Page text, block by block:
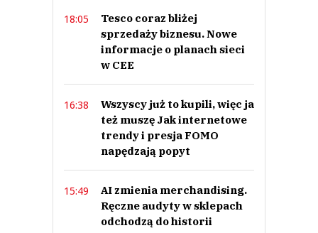
18:05
Tesco coraz bliżej
sprzedaży biznesu. Nowe
informacje o planach sieci
w CEE
16:38
Wszyscy już to kupili, więc ja
też muszę Jak internetowe
trendy i presja FOMO
napędzają popyt
15:49
AI zmienia merchandising.
Ręczne audyty w sklepach
odchodzą do historii